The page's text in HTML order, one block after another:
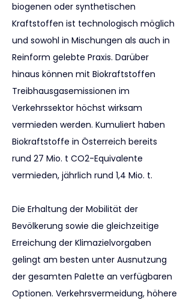
biogenen oder synthetischen
Kraftstoffen ist technologisch möglich
und sowohl in Mischungen als auch in
Reinform gelebte Praxis. Darüber
hinaus können mit Biokraftstoffen
Treibhausgasemissionen im
Verkehrssektor höchst wirksam
vermieden werden. Kumuliert haben
Biokraftstoffe in Österreich bereits
rund 27 Mio. t CO2-Equivalente
vermieden, jährlich rund 1,4 Mio. t.
Die Erhaltung der Mobilität der
Bevölkerung sowie die gleichzeitige
Erreichung der Klimazielvorgaben
gelingt am besten unter Ausnutzung
der gesamten Palette an verfügbaren
Optionen. Verkehrsvermeidung, höhere